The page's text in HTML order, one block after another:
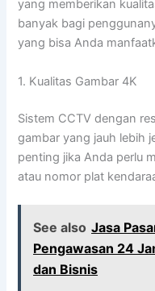
yang memberikan
banyak bagi
yang bisa Anda
1. Kualitas Gambar 4K
Sistem CCTV dengan
gambar yang jauh lebih
penting jika Anda perlu
atau nomor plat
See also Jasa
Pengawasan 24
dan Bisnis